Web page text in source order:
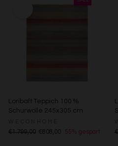
Loribaft Teppich 100 %
Schurwolle 245x305 cm
€1.799,00 €808,00 55% gespart
Besondere
Verwendung genauer